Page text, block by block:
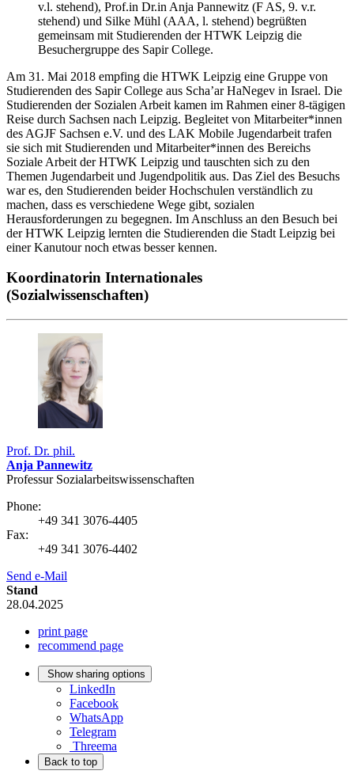
v.l. stehend), Prof.in Dr.in Anja Pannewitz (F AS, 9. v.r.
stehend) und Silke Mühl (AAA, l. stehend) begrüßten
gemeinsam mit Studierenden der HTWK Leipzig die
Besuchergruppe des Sapir College.
Am 31. Mai 2018 empfing die HTWK Leipzig eine Gruppe von
Studierenden des Sapir College aus Scha’ar HaNegev in Israel. Die
Studierenden der Sozialen Arbeit kamen im Rahmen einer 8-tägigen
Reise durch Sachsen nach Leipzig. Begleitet von Mitarbeiter*innen
des AGJF Sachsen e.V. und des LAK Mobile Jugendarbeit trafen
sie sich mit Studierenden und Mitarbeiter*innen des Bereichs
Soziale Arbeit der HTWK Leipzig und tauschten sich zu den
Themen Jugendarbeit und Jugendpolitik aus. Das Ziel des Besuchs
war es, den Studierenden beider Hochschulen verständlich zu
machen, dass es verschiedene Wege gibt, sozialen
Herausforderungen zu begegnen. Im Anschluss an den Besuch bei
der HTWK Leipzig lernten die Studierenden die Stadt Leipzig bei
einer Kanutour noch etwas besser kennen.
Koordinatorin Internationales
(Sozialwissenschaften)
Prof. Dr. phil.
Anja Pannewitz
Professur Sozial­arbeits­wissen­schaften
Phone:
+49 341 3076-4405
Fax:
+49 341 3076-4402
Send e-Mail
Stand
28.04.2025
print page
recommend page
Show sharing options
LinkedIn
Facebook
WhatsApp
Telegram
Threema
Back to top